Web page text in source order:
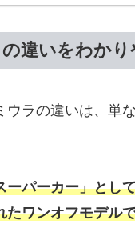
違いをわかり
ウラの違いは、単
ーパーカー」とし
たワンオフモデル